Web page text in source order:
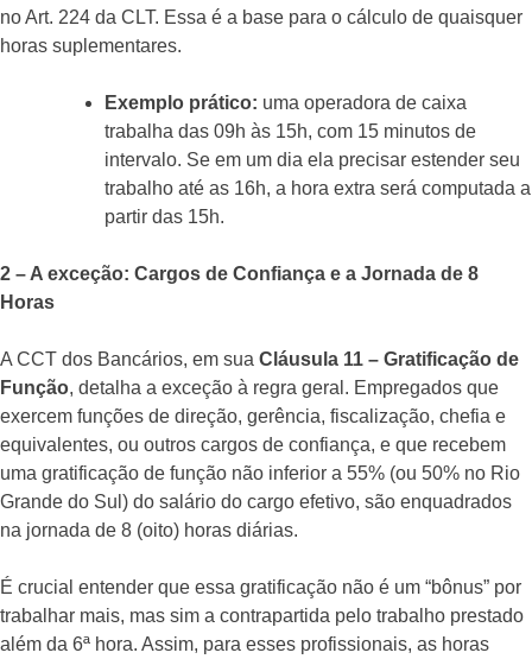
no Art. 224 da CLT. Essa é a base para o cálculo de quaisquer
horas suplementares.
Exemplo prático: uma operadora de caixa
trabalha das 09h às 15h, com 15 minutos de
intervalo. Se em um dia ela precisar estender seu
trabalho até as 16h, a hora extra será computada a
partir das 15h.
2 – A exceção: Cargos de Confiança e a Jornada de 8
Horas
A CCT dos Bancários, em sua Cláusula 11 – Gratificação de
Função, detalha a exceção à regra geral. Empregados que
exercem funções de direção, gerência, fiscalização, chefia e
equivalentes, ou outros cargos de confiança, e que recebem
uma gratificação de função não inferior a 55% (ou 50% no Rio
Grande do Sul) do salário do cargo efetivo, são enquadrados
na jornada de 8 (oito) horas diárias.
É crucial entender que essa gratificação não é um “bônus” por
trabalhar mais, mas sim a contrapartida pelo trabalho prestado
além da 6ª hora. Assim, para esses profissionais, as horas